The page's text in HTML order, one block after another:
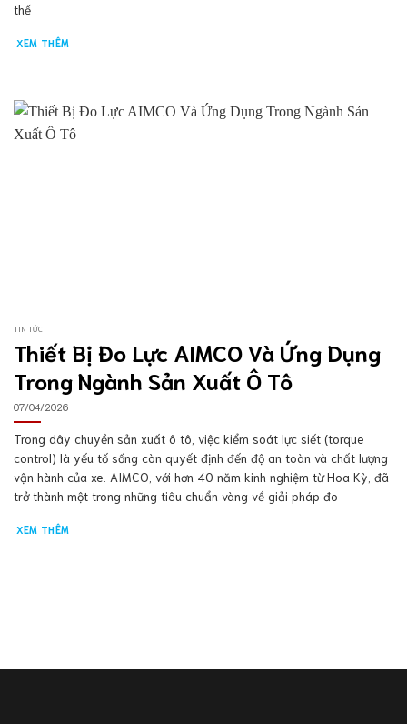
thế
XEM THÊM
TIN TỨC
Thiết Bị Đo Lực AIMCO Và Ứng Dụng
Trong Ngành Sản Xuất Ô Tô
07/04/2026
Trong dây chuyền sản xuất ô tô, việc kiểm soát lực siết (torque
control) là yếu tố sống còn quyết định đến độ an toàn và chất lượng
vận hành của xe. AIMCO, với hơn 40 năm kinh nghiệm từ Hoa Kỳ, đã
trở thành một trong những tiêu chuẩn vàng về giải pháp đo
XEM THÊM